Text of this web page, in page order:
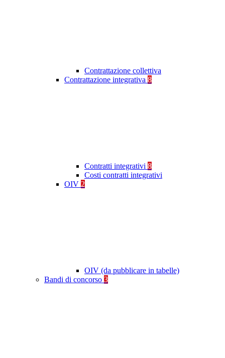
Contrattazione collettiva
Contrattazione integrativa 8
Contratti integrativi 8
Costi contratti integrativi
OIV 2
OIV (da pubblicare in tabelle)
Bandi di concorso 3